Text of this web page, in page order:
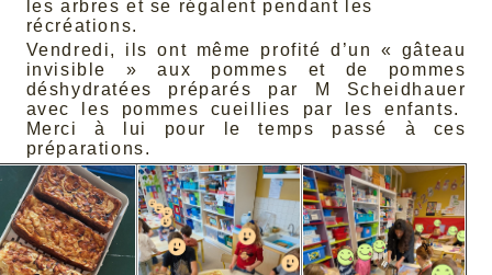
les arbres et se régalent pendant les
récréations.
Vendredi, ils ont même profité d’un « gâteau
invisible » aux pommes et de pommes
déshydratées préparés par M Scheidhauer
avec les pommes cueillies par les enfants.
Merci à lui pour le temps passé à ces
préparations.